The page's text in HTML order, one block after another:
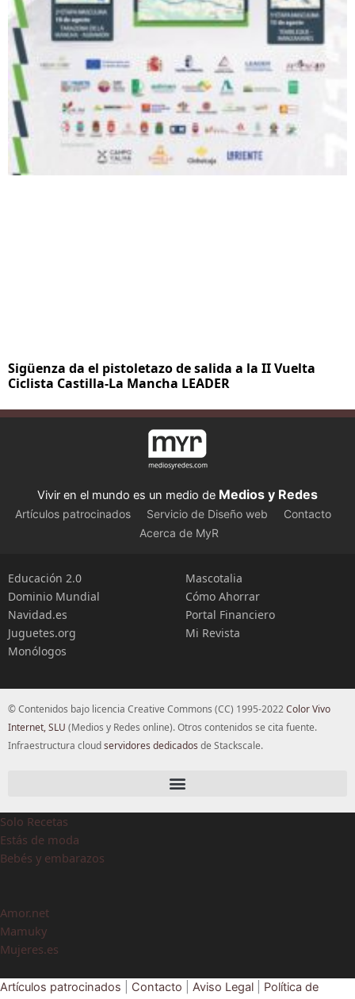
Sigüenza da el pistoletazo de salida a la II Vuelta
Ciclista Castilla-La Mancha LEADER
Vivir en el mundo es un medio de Medios y Redes
Artículos patrocinados Servicio de Diseño web
Contacto
Acerca de MyR
Educación 2.0
Dominio Mundial
Navidad.es
Juguetes.org
Monólogos
Mascotalia
Cómo Ahorrar
Portal Financiero
Mi Revista
© Contenidos bajo licencia Creative Commons (CC) 1995-2022Color Vivo
Internet, SLU (Medios y Redes online). Otros contenidos se cita fuente.
Infraestructura cloudservidores dedicados de Stackscale.
Solo Recetas
Estás de moda
Bebés y embarazos
Amor.net
Mamuky
Mujeres.es
Artículos patrocinados Contacto Aviso Legal
Política de